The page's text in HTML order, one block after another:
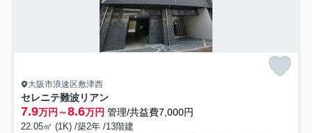
大阪市浪速区敷津西
セレニテ難波リアン
7.9万円～8.6万円 管理/共益費7,000円
22.05㎡ (1K) /築2年 /13階建